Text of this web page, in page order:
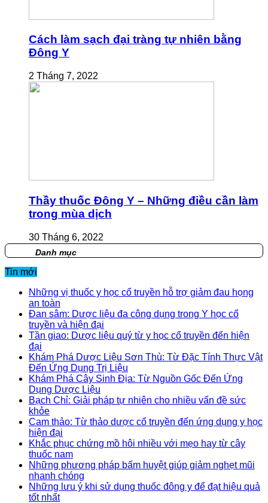
Cách làm sạch đại tràng tự nhiên bằng
Đông Y
2 Tháng 7, 2022
Thầy thuốc Đông Y – Những điều cần làm
trong mùa dịch
30 Tháng 6, 2022
Danh mục
Tin mới
Những vị thuốc y học cổ truyền hỗ trợ giảm đau họng
an toàn
Đan sâm: Dược liệu đa công dụng trong Y học cổ
truyền và hiện đại
Tần giao: Dược liệu quý từ y học cổ truyền đến hiện
đại
Khám Phá Dược Liệu Sơn Thù: Từ Đặc Tính Thực Vật
Đến Ứng Dụng Trị Liệu
Khám Phá Cây Sinh Địa: Từ Nguồn Gốc Đến Ứng
Dụng Dược Liệu
Bạch Chỉ: Giải pháp tự nhiên cho nhiều vấn đề sức
khỏe
Cam thảo: Từ thảo dược cổ truyền đến ứng dụng y học
hiện đại
Khắc phục chứng mồ hôi nhiều với mẹo hay từ cây
thuốc nam
Những phương pháp bấm huyệt giúp giảm nghẹt mũi
nhanh chóng
Những lưu ý khi sử dụng thuốc đông y để đạt hiệu quả
tốt nhất